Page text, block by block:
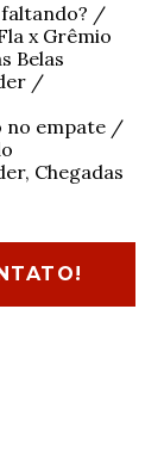
faltando? /
x Grêmio
Belas
/
no empate /
Chegadas